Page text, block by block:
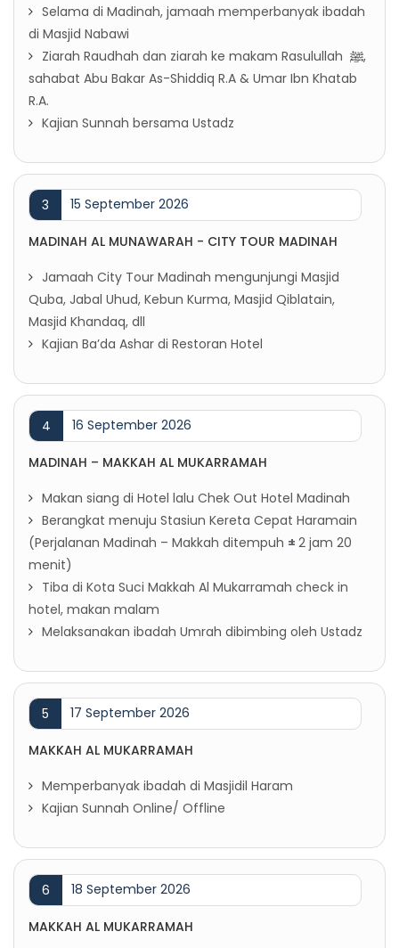
Selama di Madinah, jamaah memperbanyak ibadah
di Masjid Nabawi
Ziarah Raudhah dan ziarah ke makam Rasulullah ﷺ,
sahabat Abu Bakar As-Shiddiq R.A & Umar Ibn Khatab
R.A.
Kajian Sunnah bersama Ustadz
3 15 September 2026
MADINAH AL MUNAWARAH - CITY TOUR MADINAH
Jamaah City Tour Madinah mengunjungi Masjid
Quba, Jabal Uhud, Kebun Kurma, Masjid Qiblatain,
Masjid Khandaq, dll
Kajian Ba’da Ashar di Restoran Hotel
4 16 September 2026
MADINAH – MAKKAH AL MUKARRAMAH
Makan siang di Hotel lalu Chek Out Hotel Madinah
Berangkat menuju Stasiun Kereta Cepat Haramain
(Perjalanan Madinah – Makkah ditempuh ± 2 jam 20
menit)
Tiba di Kota Suci Makkah Al Mukarramah check in
hotel, makan malam
Melaksanakan ibadah Umrah dibimbing oleh Ustadz
5 17 September 2026
MAKKAH AL MUKARRAMAH
Memperbanyak ibadah di Masjidil Haram
Kajian Sunnah Online/ Offline
6 18 September 2026
MAKKAH AL MUKARRAMAH